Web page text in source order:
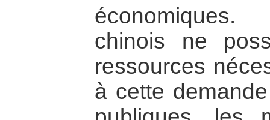
chinois ne
ressources
à cette